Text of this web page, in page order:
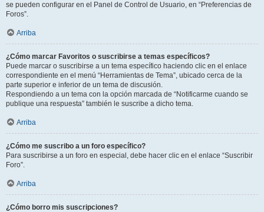
se pueden configurar en el Panel de Control de Usuario, en “Preferencias de
Foros”.
Arriba
¿Cómo marcar Favoritos o suscribirse a temas específicos?
Puede marcar o suscribirse a un tema específico haciendo clic en el enlace
correspondiente en el menú “Herramientas de Tema”, ubicado cerca de la
parte superior e inferior de un tema de discusión.
Respondiendo a un tema con la opción marcada de “Notificarme cuando se
publique una respuesta” también le suscribe a dicho tema.
Arriba
¿Cómo me suscribo a un foro específico?
Para suscribirse a un foro en especial, debe hacer clic en el enlace “Suscribir
Foro”.
Arriba
¿Cómo borro mis suscripciones?